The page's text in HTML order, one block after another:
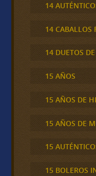
14
14 CABALLOS
14 DUETOS
15 AÑOS
15 AÑOS DE
15 AÑOS DE
15
15 BOLEROS